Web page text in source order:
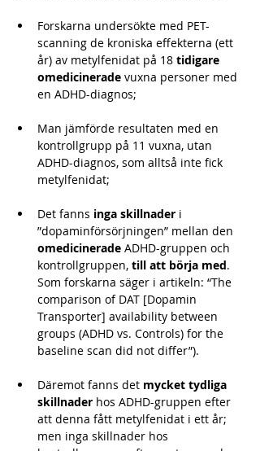
Forskarna undersökte med PET-
scanning de kroniska effekterna (ett
år) av metylfenidat på 18 tidigare
omedicinerade vuxna personer med
en ADHD-diagnos;
Man jämförde resultaten med en
kontrollgrupp på 11 vuxna, utan
ADHD-diagnos, som alltså inte fick
metylfenidat;
Det fanns inga skillnader i
”dopaminförsörjningen” mellan den
omedicinerade ADHD-gruppen och
kontrollgruppen, till att börja med.
Som forskarna säger i artikeln: “The
comparison of DAT [Dopamin
Transporter] availability between
groups (ADHD vs. Controls) for the
baseline scan did not differ”).
Däremot fanns det mycket tydliga
skillnader hos ADHD-gruppen efter
att denna fått metylfenidat i ett år;
men inga skillnader hos